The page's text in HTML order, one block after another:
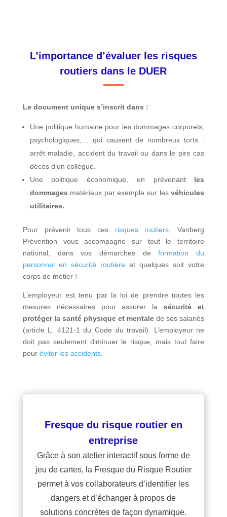
L’importance d’évaluer les risques
routiers dans le DUER
Le document unique s’inscrit dans :
Une politique humaine pour les dommages corporels,
psychologiques,… qui causent de nombreux torts :
arrêt maladie, accident du travail ou dans le pire cas
décès d’un collègue.
Une politique économique, en prévenant les
dommages matériaux par exemple sur lesvéhicules
utilitaires.
Pour prévenir tous ces risques routiers , Vanberg
Prévention vous accompagne sur tout le territoire
national, dans vos démarches deformation du
personnel en sécurité routièreet quelques soit votre
corps de métier !
L’employeur est tenu par la loi de prendre toutes les
mesures nécessaires pour assurer lasécurité et
protéger la santé physique et mentale de ses salariés
(article L. 4121-1 du Code du travail). L’employeur ne
doit pas seulement diminuer le risque, mais tout faire
pour éviter les accidents.
Fresque du risque routier en
entreprise
Grâce à son atelier interactif sous forme de
jeu de cartes, la Fresque du Risque Routier
permet à vos collaborateurs d’identifier les
dangers et d’échanger à propos de
solutions concrètes de façon dynamique.